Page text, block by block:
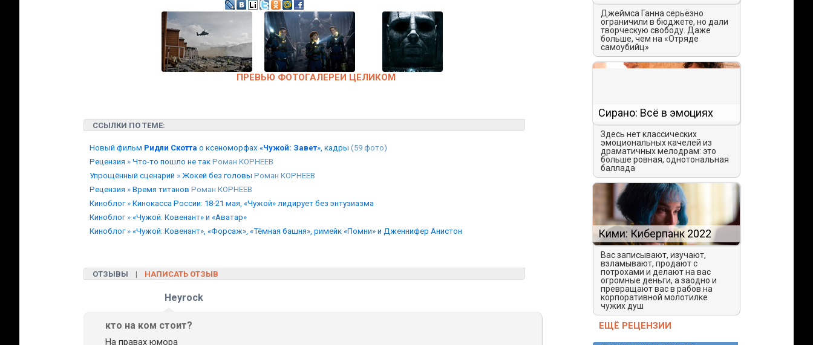
ПРЕВЬЮ ФОТОГАЛЕРЕИ ЦЕЛИКОМ
ССЫЛКИ ПО ТЕМЕ:
Новый фильм Ридли Скотта о ксеноморфах «Чужой: Завет», кадры (59 фото)
Рецензия » Что-то пошло не так Роман КОРНЕЕВ
Упрощённый сценарий » Жокей без головы Роман КОРНЕЕВ
Рецензия » Время титанов Роман КОРНЕЕВ
Киноблог» Кинокасса России: 18-21 мая, «Чужой» лидирует без энтузиазма
Киноблог» «Чужой: Ковенант» и «Аватар»
Киноблог» «Чужой: Ковенант», «Форсаж», «Тёмная башня», римейк «Помни» и Дженнифер Анистон
ОТЗЫВЫ | НАПИСАТЬ ОТЗЫВ
Heyrock
кто на ком стоит?
На правах юмора
Джеймса Ганна серьёзно
ограничили в бюджете, но дали
творческую свободу. Даже
больше, чем на «Отряде
самоубийц»
Сирано: Всё в эмоциях
Здесь нет классических
эмоциональных качелей из
драматичных мелодрам: это
больше ровная, однотональная
баллада
Кими: Киберпанк 2022
Вас записывают, изучают,
взламывают, продают с
потрохами и делают на вас
огромные деньги, а заодно и
превращают вас в рабов на
корпоративной молотилке
чужих душ
ЕЩЁ РЕЦЕНЗИИ